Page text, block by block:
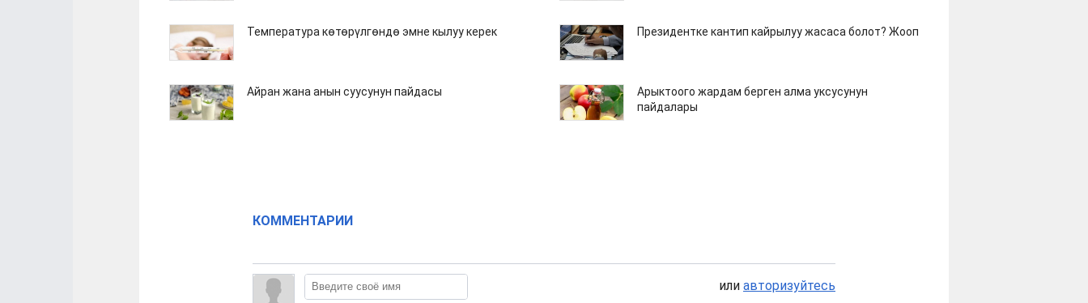
Температура көтөрүлгөндө эмне кылуу керек Президентке кантип кайрылуу жасаса болот? Жооп
Айран жана анын суусунун пайдасы
Арыктоого жардам берген алма уксусунун
пайдалары
КОММЕНТАРИИ
или авторизуйтесь